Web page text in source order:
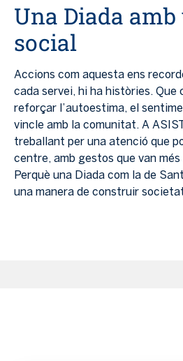
Una Diada
social
Accions com aquesta ens
cada servei, hi ha històries. Que
reforçar l’autoestima, el
vincle amb la comunitat. A
treballant per una atenció que
centre, amb gestos que van
Perquè una Diada com la de
una manera de construir